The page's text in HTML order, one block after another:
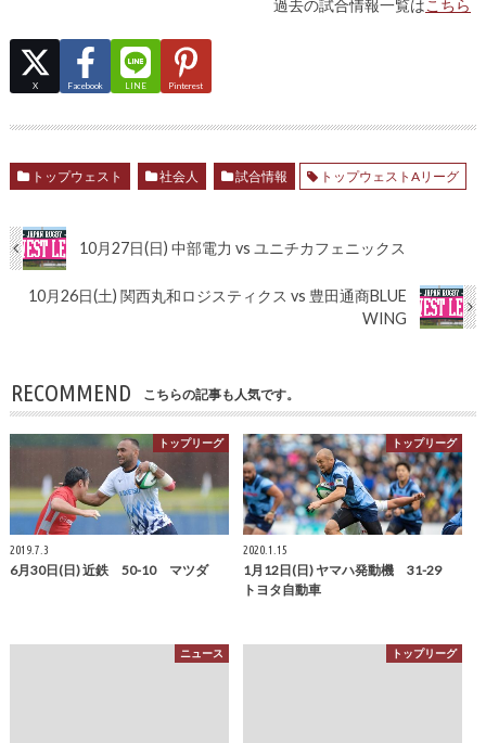
過去の試合情報一覧はこちら
X Facebook LINE Pinterest
トップウェスト 社会人 試合情報 トップウェストAリーグ
10月27日(日) 中部電力 vs ユニチカフェニックス
10月26日(土) 関西丸和ロジスティクス vs 豊田通商BLUE
WING
RECOMMEND こちらの記事も人気です。
トップリーグ
2019.7.3
6月30日(日) 近鉄 50-10 マツダ
トップリーグ
2020.1.15
1月12日(日) ヤマハ発動機 31-29
トヨタ自動車
ニュース トップリーグ